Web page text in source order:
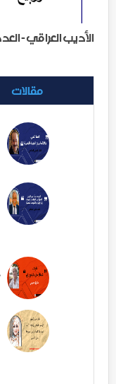
الأديب العراقي - العدد
مقالات